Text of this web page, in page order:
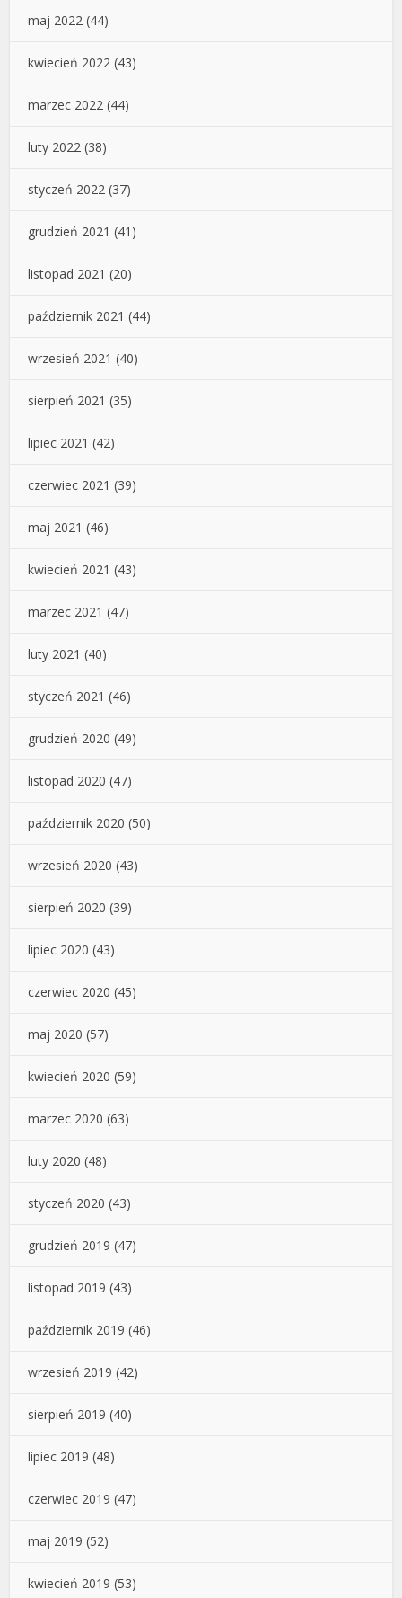
maj 2022 (44)
kwiecień 2022 (43)
marzec 2022 (44)
luty 2022 (38)
styczeń 2022 (37)
grudzień 2021 (41)
listopad 2021 (20)
październik 2021 (44)
wrzesień 2021 (40)
sierpień 2021 (35)
lipiec 2021 (42)
czerwiec 2021 (39)
maj 2021 (46)
kwiecień 2021 (43)
marzec 2021 (47)
luty 2021 (40)
styczeń 2021 (46)
grudzień 2020 (49)
listopad 2020 (47)
październik 2020 (50)
wrzesień 2020 (43)
sierpień 2020 (39)
lipiec 2020 (43)
czerwiec 2020 (45)
maj 2020 (57)
kwiecień 2020 (59)
marzec 2020 (63)
luty 2020 (48)
styczeń 2020 (43)
grudzień 2019 (47)
listopad 2019 (43)
październik 2019 (46)
wrzesień 2019 (42)
sierpień 2019 (40)
lipiec 2019 (48)
czerwiec 2019 (47)
maj 2019 (52)
kwiecień 2019 (53)